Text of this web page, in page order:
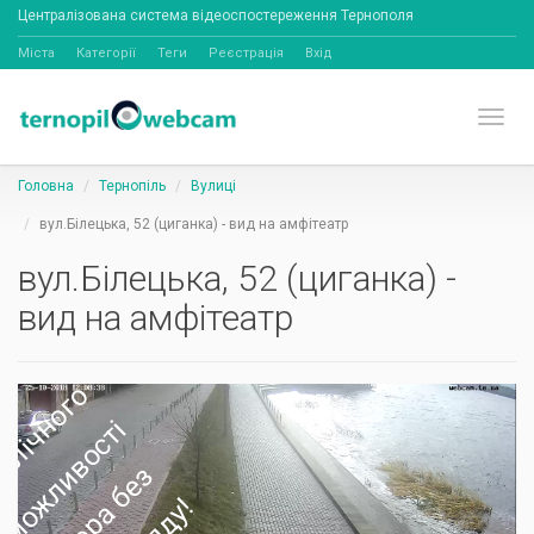
Централізована система відеоспостереження Тернополя
Міста Категорії Теги Реєстрація Вхід
Головна Тернопіль Вулиці
вул.Білецька, 52 (циганка) - вид на амфітеатр
вул.Білецька, 52 (циганка) -
вид на амфітеатр